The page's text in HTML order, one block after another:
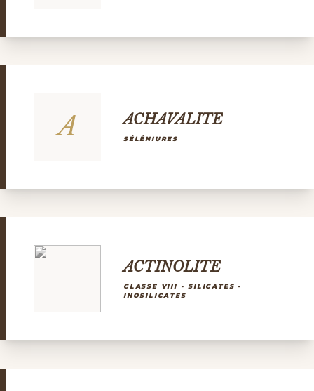
A ACHAVALITE
SÉLÉNIURES
ACTINOLITE
CLASSE VIII - SILICATES -
INOSILICATES